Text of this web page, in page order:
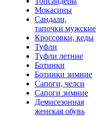
Мокасины
Сандали,
тапочки мужские
Кроссовки, кеды
Туфли
Туфли летние
Ботинки
Ботинки зимние
Сапоги, челси
Сапоги зимние
Демисезонная
женская обувь